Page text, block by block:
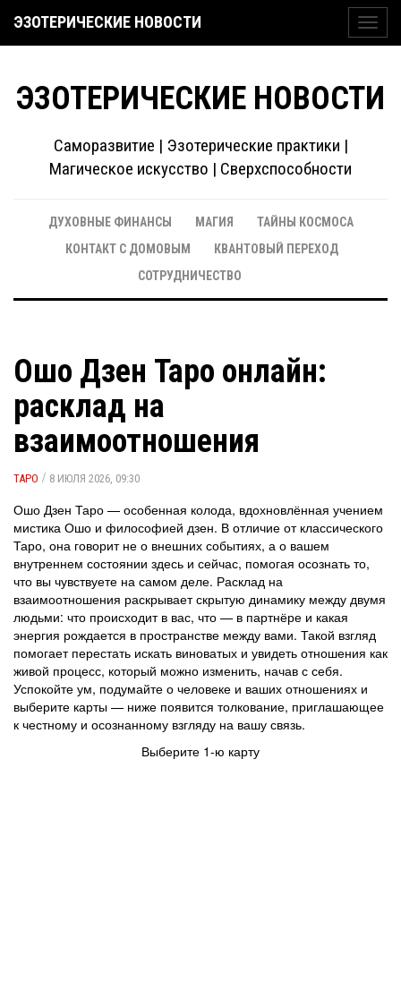
ЭЗОТЕРИЧЕСКИЕ НОВОСТИ
ЭЗОТЕРИЧЕСКИЕ НОВОСТИ
Саморазвитие | Эзотерические практики |
Магическое искусство | Сверхспособности
ДУХОВНЫЕ ФИНАНСЫ МАГИЯ
ТАЙНЫ КОСМОСА
КОНТАКТ С ДОМОВЫМ
КВАНТОВЫЙ ПЕРЕХОД
СОТРУДНИЧЕСТВО
Ошо Дзен Таро онлайн:
расклад на
взаимоотношения
ТАРО / 8 ИЮЛЯ 2026, 09:30
Ошо Дзен Таро — особенная колода, вдохновлённая учением
мистика Ошо и философией дзен. В отличие от классического
Таро, она говорит не о внешних событиях, а о вашем
внутреннем состоянии здесь и сейчас, помогая осознать то,
что вы чувствуете на самом деле. Расклад на
взаимоотношения раскрывает скрытую динамику между двумя
людьми: что происходит в вас, что — в партнёре и какая
энергия рождается в пространстве между вами. Такой взгляд
помогает перестать искать виноватых и увидеть отношения как
живой процесс, который можно изменить, начав с себя.
Успокойте ум, подумайте о человеке и ваших отношениях и
выберите карты — ниже появится толкование, приглашающее
к честному и осознанному взгляду на вашу связь.
Выберите 1-ю карту